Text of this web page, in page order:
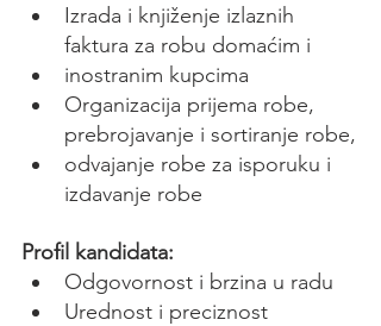
Izrada i knjiženje izlaznih
faktura za robu domaćim i
inostranim kupcima
Organizacija prijema robe,
prebrojavanje i sortiranje robe,
odvajanje robe za isporuku i
izdavanje robe
Profil kandidata:
Odgovornost i brzina u radu
Urednost i preciznost